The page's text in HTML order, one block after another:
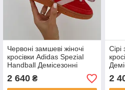
Червоні замшеві жіночі
кросівки Adidas Spezial
Handball Демісезонні
кросівки Адідас Спешл
2 640₴
Сірі
2